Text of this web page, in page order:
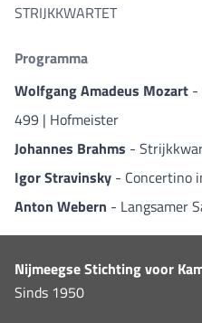
STRIJKKWARTET
Programma
Wolfgang Amadeus Mozart -
499 | Hofmeister
Johannes Brahms -
Igor Stravinsky - Concertino
Anton Webern - Langsamer
Nijmeegse Stichting voor
Sinds 1950